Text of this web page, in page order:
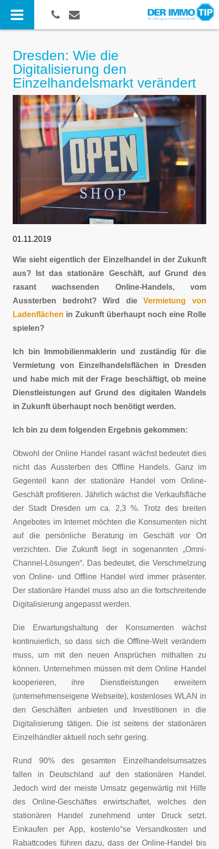
Dresden: Wie die
Digitalisierung den
Einzelhandelsmarkt verändert
01.11.2019
Wie sieht eigentlich der Einzelhandel in der Zukunft
aus? Ist das stationäre Geschäft, auf Grund des
rasant wachsenden Online-Handels, vom
Aussterben bedroht? Wird dieVermietung von
Ladenflächen in Zukunft überhaupt noch eine Rolle
spielen?
Ich bin Immobilienmaklerin und zuständig für die
Vermietung von Einzelhandelsflächen in Dresden
und habe mich mit der Frage beschäftigt, ob meine
Dienstleistungen auf Grund des digitalen Wandels
in Zukunft überhaupt noch benötigt werden.
Ich bin zu dem folgenden Ergebnis gekommen:
Obwohl der Online Handel rasant wächst bedeutet dies
nicht das Aussterben des Offline Handels. Ganz im
Gegenteil kann der stationäre Handel vom Online-
Geschäft profitieren. Jährlich wächst die Verkaufsfläche
der Stadt Dresden um ca. 2,3 %. Trotz des breiten
Angebotes im Internet möchten die Konsumenten nicht
auf die persönliche Beratung im Geschäft vor Ort
verzichten. Die Zukunft liegt in sogenannten „Omni-
Channel-Lösungen“. Das bedeutet, die Verschmelzung
von Online- und Offline Handel wird immer präsenter.
Der stationäre Handel muss also an die fortschreitende
Digitalisierung angepasst werden.
Die Erwartungshaltung der Konsumenten wächst
kontinuierlich, so dass sich die Offline-Welt verändern
muss, um mit den neuen Ansprüchen mithalten zu
können. Unternehmen müssen mit dem Online Handel
kooperieren, ihre Dienstleistungen erweitern
(unternehmenseigene Webseite), kostenloses WLAN in
den Geschäften anbieten und Investitionen in die
Digitalisierung tätigen. Die ist seitens der stationären
Einzelhändler aktuell noch sehr gering.
Rund 90% des gesamten Einzelhandelsumsatzes
fallen in Deutschland auf den stationären Handel.
Jedoch wird der meiste Umsatz gegenwärtig mit Hilfe
des Online-Geschäftes erwirtschaftet, welches den
stationären Handel zunehmend unter Druck setzt.
Einkaufen per App, kostenlo°se Versandkosten und
Rabattcodes führen dazu, dass der Online-Handel bis